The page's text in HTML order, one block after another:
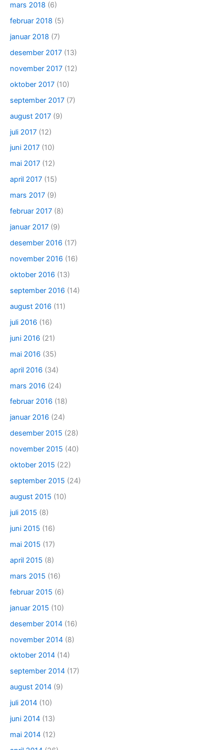
mars 2018 (6)
februar 2018 (5)
januar 2018 (7)
desember 2017 (13)
november 2017 (12)
oktober 2017 (10)
september 2017 (7)
august 2017 (9)
juli 2017 (12)
juni 2017 (10)
mai 2017 (12)
april 2017 (15)
mars 2017 (9)
februar 2017 (8)
januar 2017 (9)
desember 2016 (17)
november 2016 (16)
oktober 2016 (13)
september 2016 (14)
august 2016 (11)
juli 2016 (16)
juni 2016 (21)
mai 2016 (35)
april 2016 (34)
mars 2016 (24)
februar 2016 (18)
januar 2016 (24)
desember 2015 (28)
november 2015 (40)
oktober 2015 (22)
september 2015 (24)
august 2015 (10)
juli 2015 (8)
juni 2015 (16)
mai 2015 (17)
april 2015 (8)
mars 2015 (16)
februar 2015 (6)
januar 2015 (10)
desember 2014 (16)
november 2014 (8)
oktober 2014 (14)
september 2014 (17)
august 2014 (9)
juli 2014 (10)
juni 2014 (13)
mai 2014 (12)